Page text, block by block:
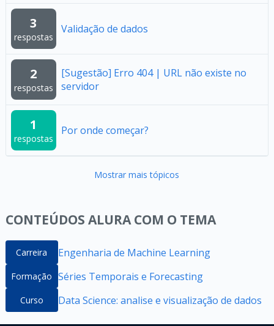
3
respostas
Validação de dados
2
respostas
[Sugestão] Erro 404 | URL não existe no
servidor
1
respostas
Por onde começar?
Mostrar mais tópicos
CONTEÚDOS ALURA COM O TEMA
Carreira Engenharia de Machine Learning
Formação Séries Temporais e Forecasting
Curso Data Science: analise e visualização de dados